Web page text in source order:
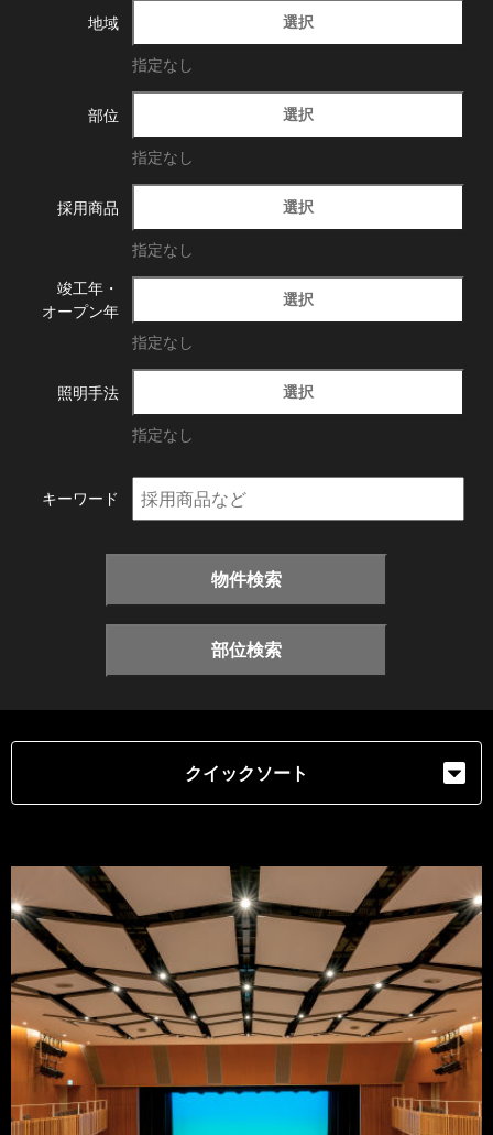
地域 選択
指定なし
部位 選択
指定なし
採用商品 選択
指定なし
竣工年・
オープン年
選択
指定なし
照明手法 選択
指定なし
キーワード
物件検索
部位検索
クイックソート